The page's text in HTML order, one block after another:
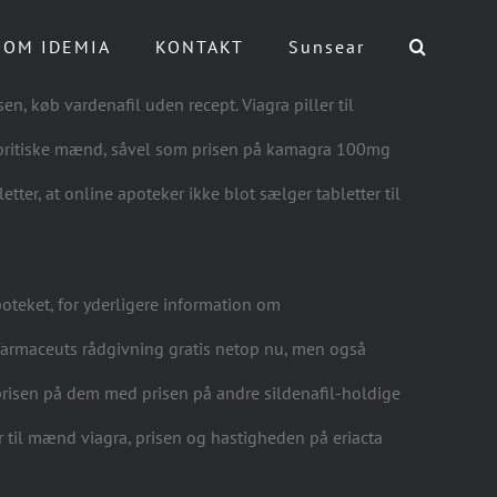
OM IDEMIA KONTAKT Sunsear
køb vardenafil uden recept. Viagra piller til
mænd, såvel som prisen på kamagra 100mg
at online apoteker ikke blot sælger tabletter til
for yderligere information om
rådgivning gratis netop nu, men også
på dem med prisen på andre sildenafil-holdige
mænd viagra, prisen og hastigheden på eriacta